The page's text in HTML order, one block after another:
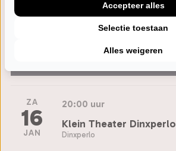
8
ZA
16
JAN
20:00 uur
Klein Theater Dinxperlo
Dinxperlo
Alles weigeren
Selectie toestaan
Accepteer alles